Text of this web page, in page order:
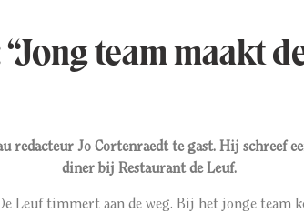
team maakt
redacteur Jo Cortenraedt te gast. Hij schreef
diner bij Restaurant de Leuf.
Leuf timmert aan de weg. Bij het jonge team